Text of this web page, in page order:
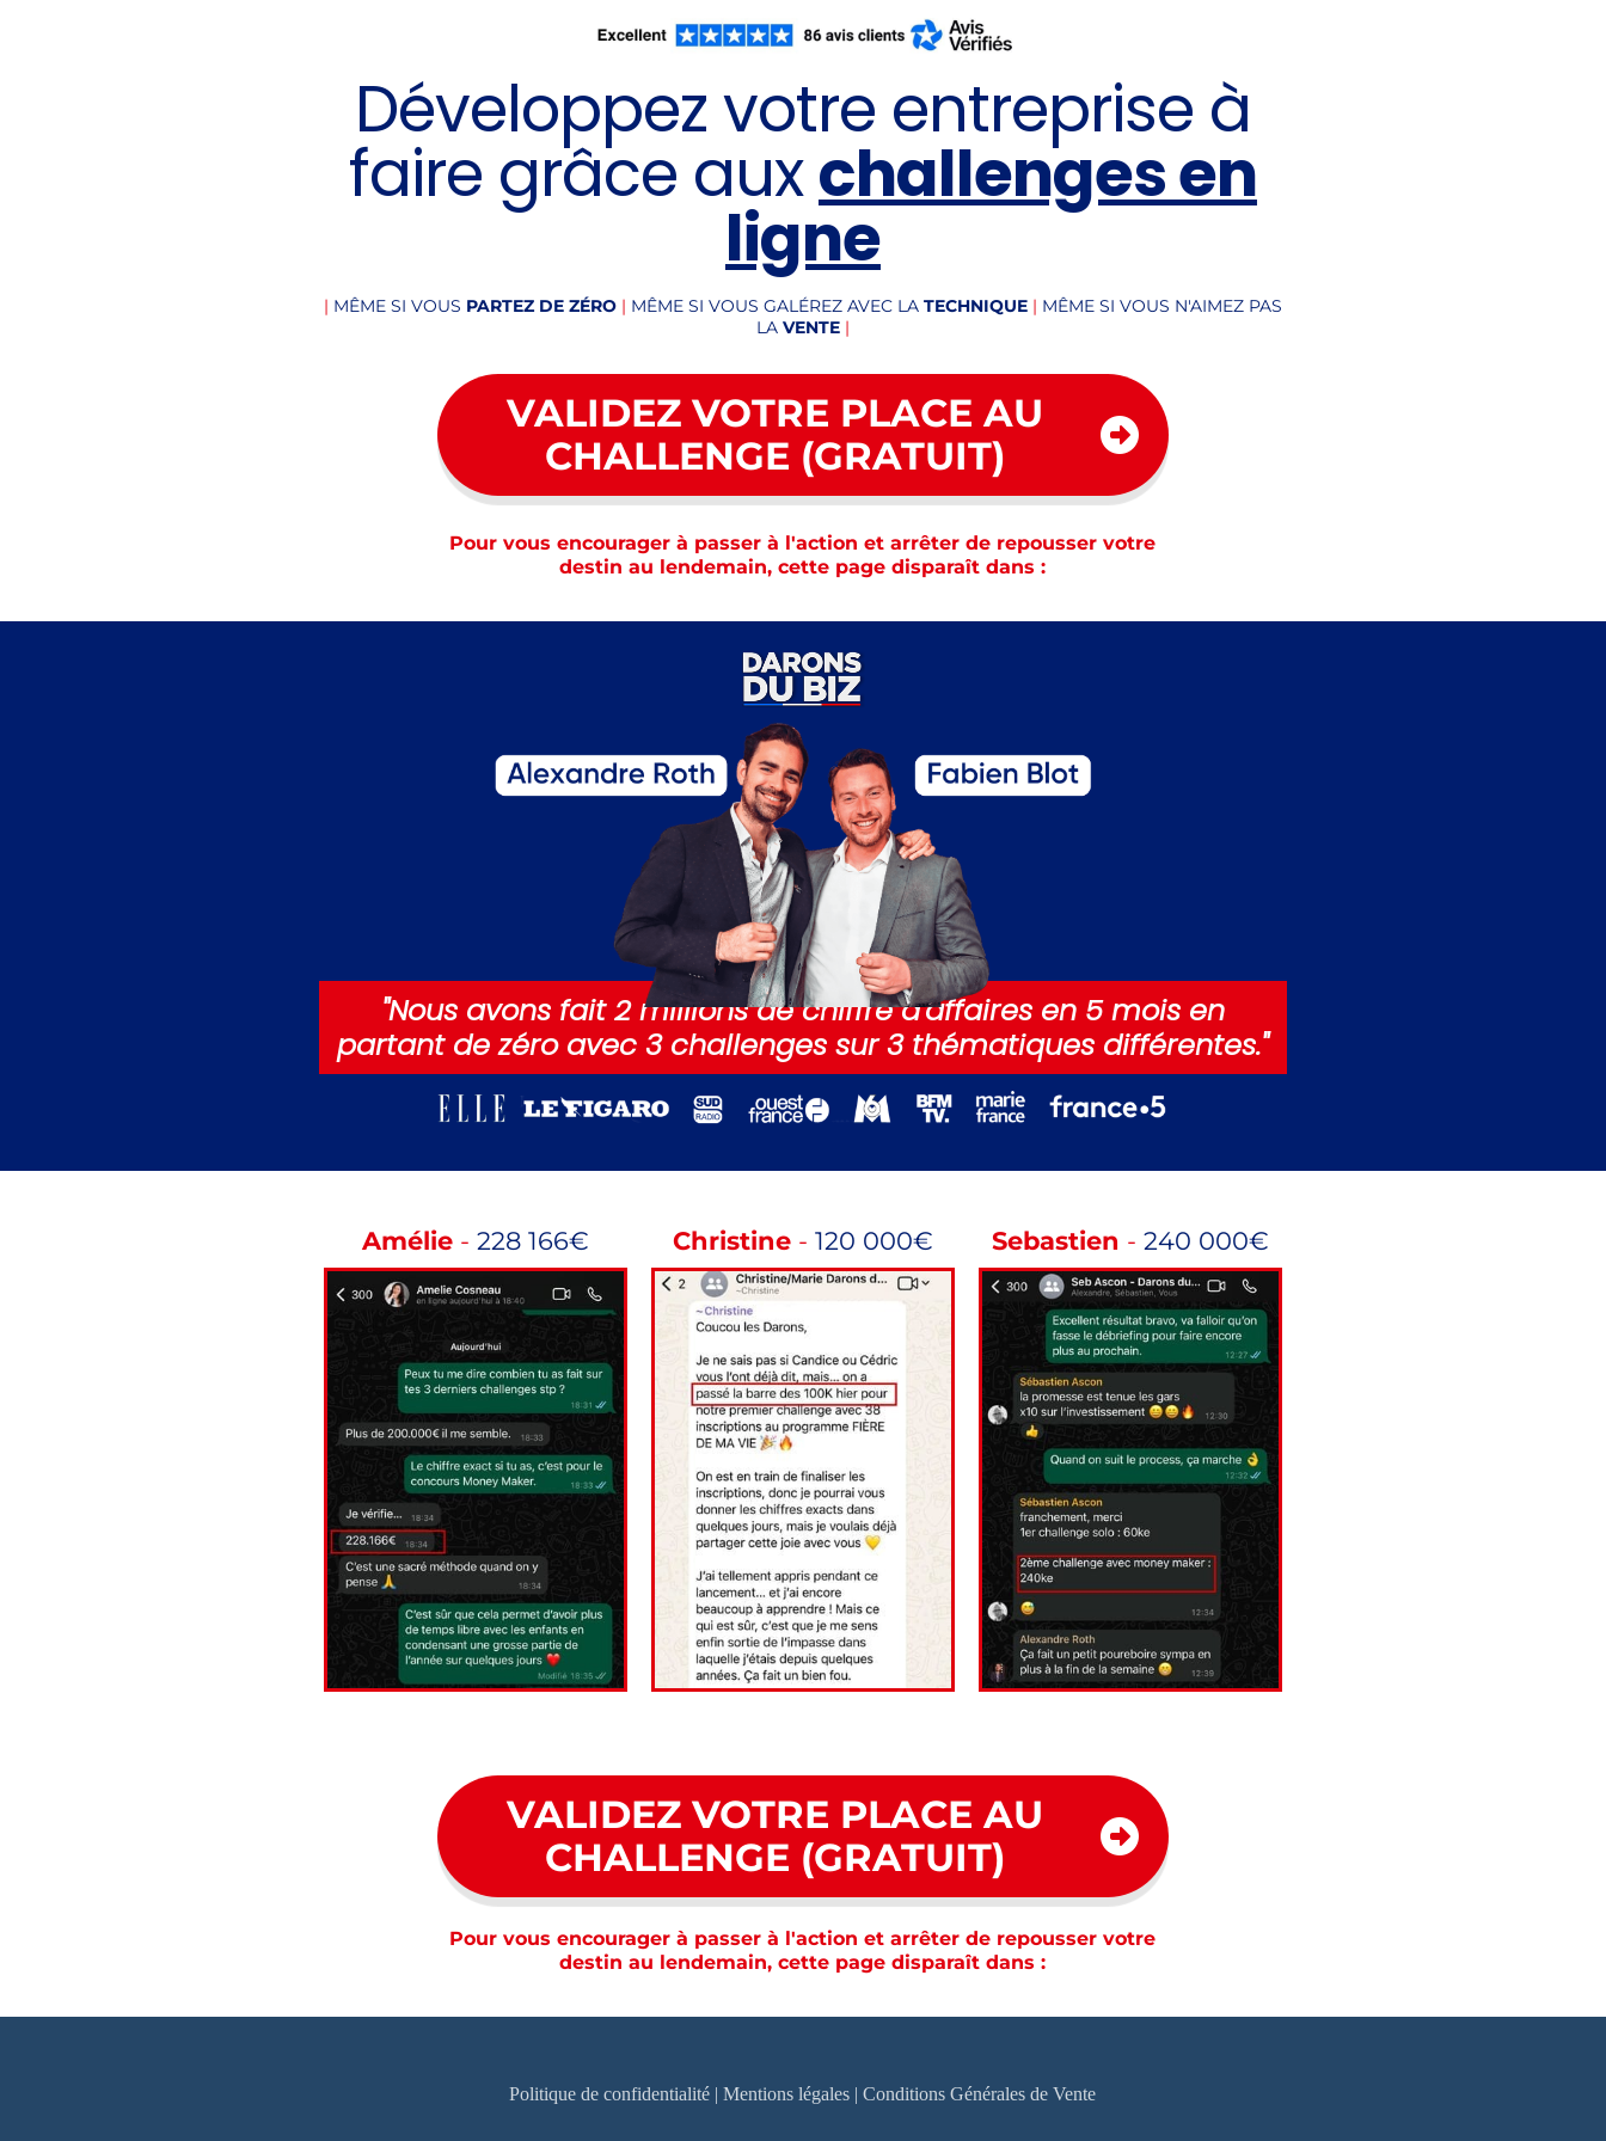
Développez votre entreprise à
faire grâce auxchallenges en
ligne
| MÊME SI VOUS PARTEZ DE ZÉRO | MÊME SI VOUS GALÉREZ AVEC LATECHNIQUE | MÊME SI VOUS N'AIMEZ PAS
LA VENTE |
VALIDEZ VOTRE PLACE AU
CHALLENGE (GRATUIT)
Pour vous encourager à passer à l'action et arrêter de repousser votre
destin au lendemain, cette page disparaît dans :
"Nous avons fait 2 millions de chiffre d'affaires en 5 mois en
partant de zéro avec 3 challenges sur 3 thématiques différentes."
Amélie- 228 166€ Christine- 120 000€ Sebastien - 240 000€
VALIDEZ VOTRE PLACE AU
CHALLENGE (GRATUIT)
Pour vous encourager à passer à l'action et arrêter de repousser votre
destin au lendemain, cette page disparaît dans :
Politique de confidentialité | Mentions légales |Conditions Générales de Vente